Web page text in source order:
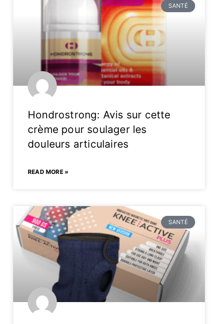
SANTÉ
Hondrostrong: Avis sur cette
crème pour soulager les
douleurs articulaires
READ MORE »
SANTÉ